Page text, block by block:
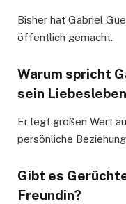
Bisher hat Gabriel
öffentlich gemacht.
Warum spricht
sein
Er legt großen Wert
persönliche
Gibt es
Freundin?